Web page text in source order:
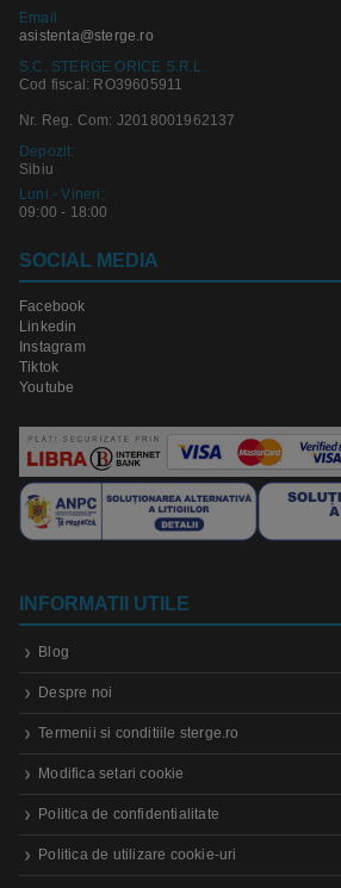
Email
asistenta@sterge.ro
S.C. STERGE ORICE S.R.L.
Cod fiscal: RO39605911
Nr. Reg. Com: J2018001962137
Depozit:
Sibiu
Luni - Vineri:
09:00 - 18:00
SOCIAL MEDIA
Facebook
Linkedin
Instagram
Tiktok
Youtube
INFORMATII UTILE
Blog
Despre noi
Termenii si conditiile sterge.ro
Modifica setari cookie
Politica de confidentialitate
Politica de utilizare cookie-uri